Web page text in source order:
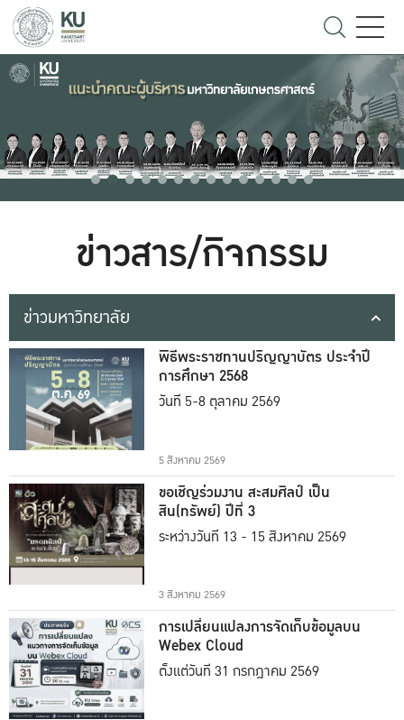
ข่าวสาร/กิจกรรม
ข่าวมหาวิทยาลัย
พิธีพระราชทานปริญญาบัตร ประจำปี
การศึกษา 2568
วันที่ 5-8 ตุลาคม 2569
5 สิงหาคม 2569
ขอเชิญร่วมงาน สะสมศิลป์ เป็น
สิน(ทรัพย์) ปีที่ 3
ระหว่างวันที่ 13 - 15 สิงหาคม 2569
3 สิงหาคม 2569
การเปลี่ยนแปลงการจัดเก็บข้อมูลบน
Webex Cloud
ตั้งแต่วันที่ 31 กรกฎาคม 2569